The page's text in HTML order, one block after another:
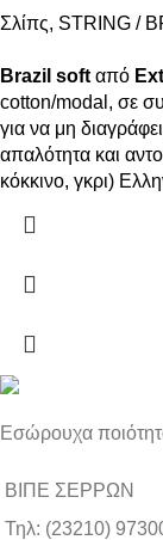
Σλίπς, STRING /
Brazil soft από
cotton/modal, σε
για να μη
απαλότητα και
κόκκινο, γκρι)
Εσώρουχα
ΒΙΠΕ ΣΕΡΡΩΝ
Τηλ: (23210)